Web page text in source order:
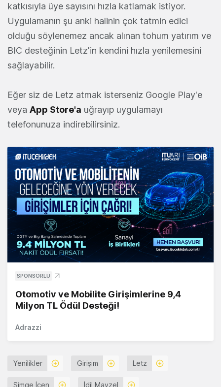
katkısıyla üye sayısını hızla katlamak istiyor.
Uygulamanın şu anki halinin çok tatmin edici
olduğu söylenemez ancak alınan tohum yatırım ve
BIC desteğinin Letz'in kendini hızla yenilemesini
sağlayabilir.
Eğer siz de Letz atmak isterseniz Google Play'e
veya App Store'a uğrayıp uygulamayı
telefonunuza indirebilirsiniz.
SPONSORLU
Otomotiv ve Mobilite Girişimlerine 9,4
Milyon TL Ödül Desteği!
Adrazzi
Yenilikler Girişim Letz
Simge İçen İdil Mayzel